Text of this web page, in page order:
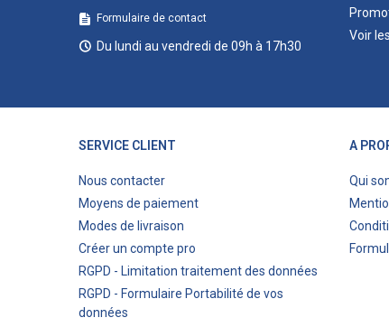
Formulaire de contact
Du lundi au vendredi de 09h à 17h30
Voir
SERVICE CLIENT
Nous contacter
Moyens de paiement
Modes de livraison
Créer un compte pro
RGPD - Limitation traitement des données
RGPD - Formulaire Portabilité de vos
données
A
Qui